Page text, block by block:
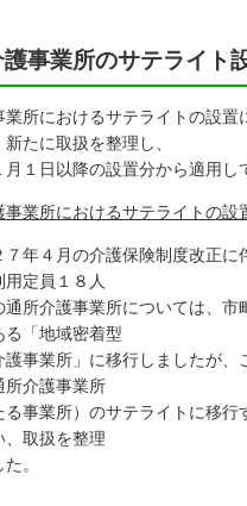
事業所のサテライト
所におけるサテライトの設置
たに取扱を整理し、
１日以降の設置分から適用し
事業所におけるサテライトの設
４月の介護保険制度改正に
用定員１８人
介護事業所については、市
る「地域密着型
業所」に移行しましたが、こ
所介護事業所
業所）のサテライトに移行
、取扱を整理
。